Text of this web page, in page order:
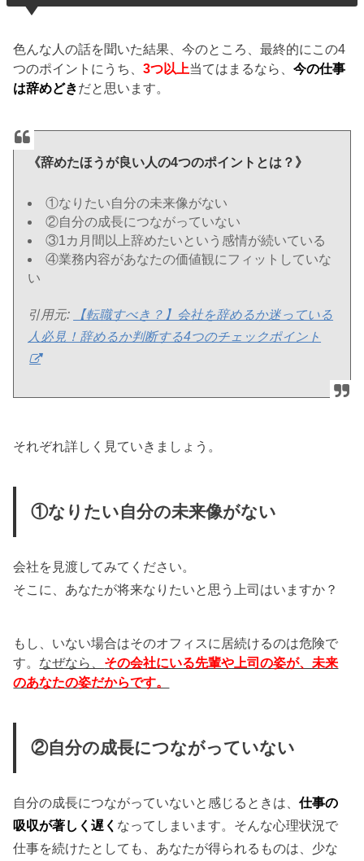
色んな人の話を聞いた結果、今のところ、最終的にこの4
つのポイントにうち、3つ以上当てはまるなら、今の仕事
は辞めどきだと思います。
《辞めたほうが良い人の4つのポイントとは？》
①なりたい自分の未来像がない
②自分の成長につながっていない
③1カ月間以上辞めたいという感情が続いている
④業務内容があなたの価値観にフィットしていな
い
引用元:
【転職すべき？】会社を辞めるか迷っている
人必見！辞めるか判断する4つのチェックポイント
それぞれ詳しく見ていきましょう。
①なりたい自分の未来像がない
会社を見渡してみてください。
そこに、あなたが将来なりたいと思う上司はいますか？
もし、いない場合はそのオフィスに居続けるのは危険で
す。 なぜなら、 その会社にいる先輩や上司の姿が、未来
のあなたの姿だからです。
②自分の成長につながっていない
自分の成長につながっていないと感じるときは、仕事の
吸収が著しく遅く なってしまいます。そんな心理状況で
仕事を続けたとしても、あなたが得られるものは、少な